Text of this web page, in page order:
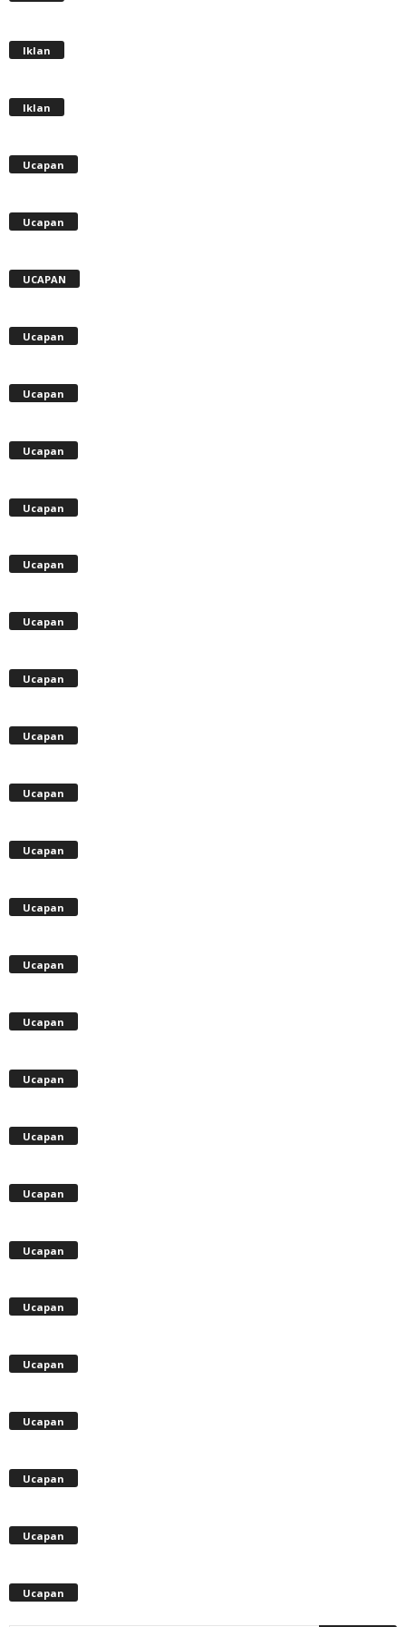
Iklan
Iklan
Ucapan
Ucapan
UCAPAN
Ucapan
Ucapan
Ucapan
Ucapan
Ucapan
Ucapan
Ucapan
Ucapan
Ucapan
Ucapan
Ucapan
Ucapan
Ucapan
Ucapan
Ucapan
Ucapan
Ucapan
Ucapan
Ucapan
Ucapan
Ucapan
Ucapan
Ucapan